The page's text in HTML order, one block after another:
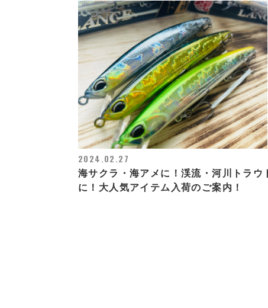
2024.02.27
海サクラ・海アメに！渓流・河川トラウ
に！大人気アイテム入荷のご案内！